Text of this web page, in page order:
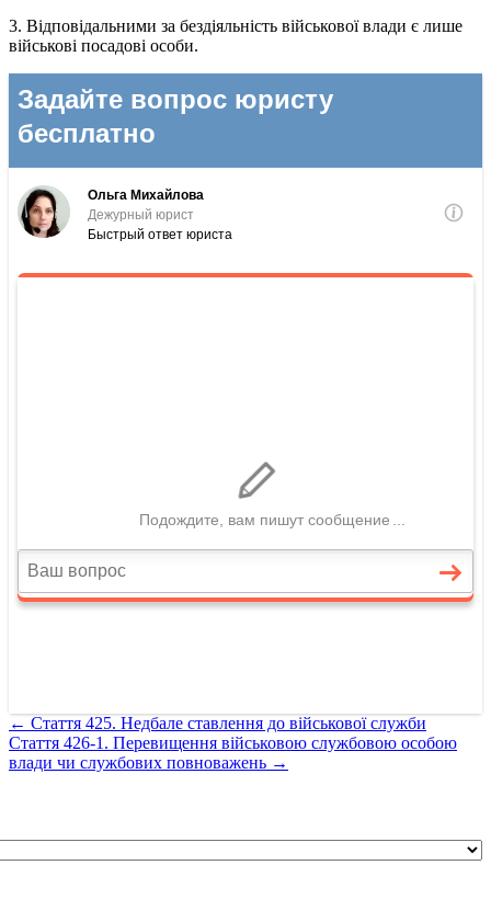
3. Відповідальними за бездіяльність військової влади є лише
військові посадові особи.
← Стаття 425. Недбале ставлення до військової служби
Стаття 426-1. Перевищення військовою службовою особою
влади чи службових повноважень →